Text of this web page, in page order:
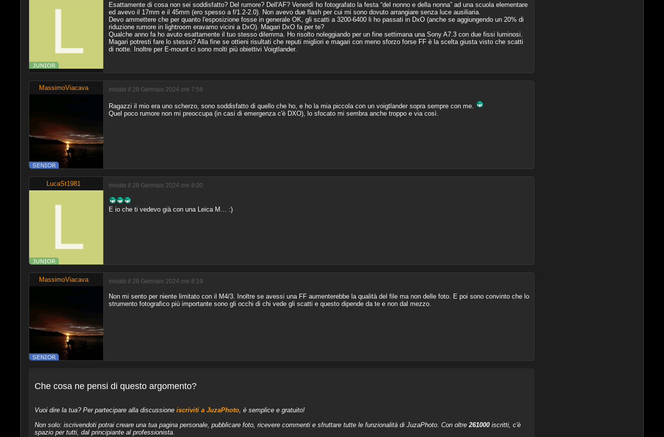
Esattamente di cosa non sei soddisfatto? Del rumore? Dell'AF? Venerdì ho fotografato la festa “del nonno e della nonna” ad una scuola elementare
ed avevo il 17mm e il 45mm (ero spesso a f/1.2-2.0). Non avevo due flash per cui mi sono dovuto arrangiare senza luce ausiliaria.
Devo ammettere che per quanto l'esposizione fosse in generale OK, gli scatti a 3200-6400 li ho passati in DxO (anche se aggiungendo un 20% di
riduzione rumore in lightroom eravamo vicini a DxO). Magari DxO fa per te?
Qualche anno fa ho avuto esattamente il tuo stesso dilemma. Ho risolto noleggiando per un fine settimana una Sony A7.3 con due fissi luminosi.
Magari potresti fare lo stesso? Alla fine se ottieni risultati che reputi migliori e magari con meno sforzo forse FF è la scelta giusta visto che scatti
di notte. Inoltre per E-mount ci sono molti più obiettivi Voigtlander.
MassimoViacava inviato il 28 Gennaio 2024 ore 7:58
Ragazzi il mio era uno scherzo, sono soddisfatto di quello che ho, e ho la mia piccola con un voigtlander sopra sempre con me.
Quel poco rumore non mi preoccupa (in casi di emergenza c'è DXO), lo sfocato mi sembra anche troppo e via così.
LucaSt1981 inviato il 28 Gennaio 2024 ore 8:00
E io che ti vedevo già con una Leica M… :)
MassimoViacava inviato il 28 Gennaio 2024 ore 8:19
Non mi sento per niente limitato con il M4/3. Inoltre se avessi una FF aumenterebbe la qualità del file ma non delle foto. E poi sono convinto che lo
strumento fotografico più importante sono gli occhi di chi vede gli scatti e questo dipende da te e non dal mezzo.
Che cosa ne pensi di questo argomento?
Vuoi dire la tua? Per partecipare alla discussione iscriviti a JuzaPhoto, è semplice e gratuito!
Non solo: iscrivendoti potrai creare una tua pagina personale, pubblicare foto, ricevere commenti e sfruttare tutte le funzionalità di JuzaPhoto. Con oltre261000iscritti, c'è
spazio per tutti, dal principiante al professionista.